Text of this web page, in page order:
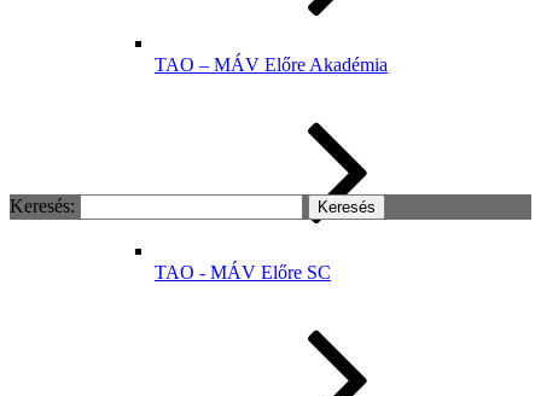
TAO – MÁV Előre Akadémia
TAO - MÁV Előre SC
Keresés: